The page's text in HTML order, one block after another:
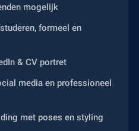
mogelijk
formeel en
& CV portret
media en professioneel
met poses en styling